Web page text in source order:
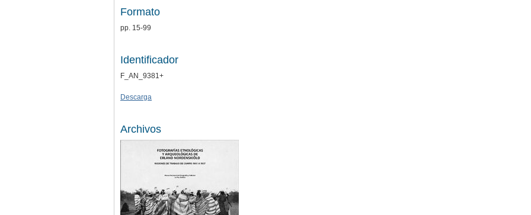
Formato
pp. 15-99
Identificador
F_AN_9381+
Descarga
Archivos